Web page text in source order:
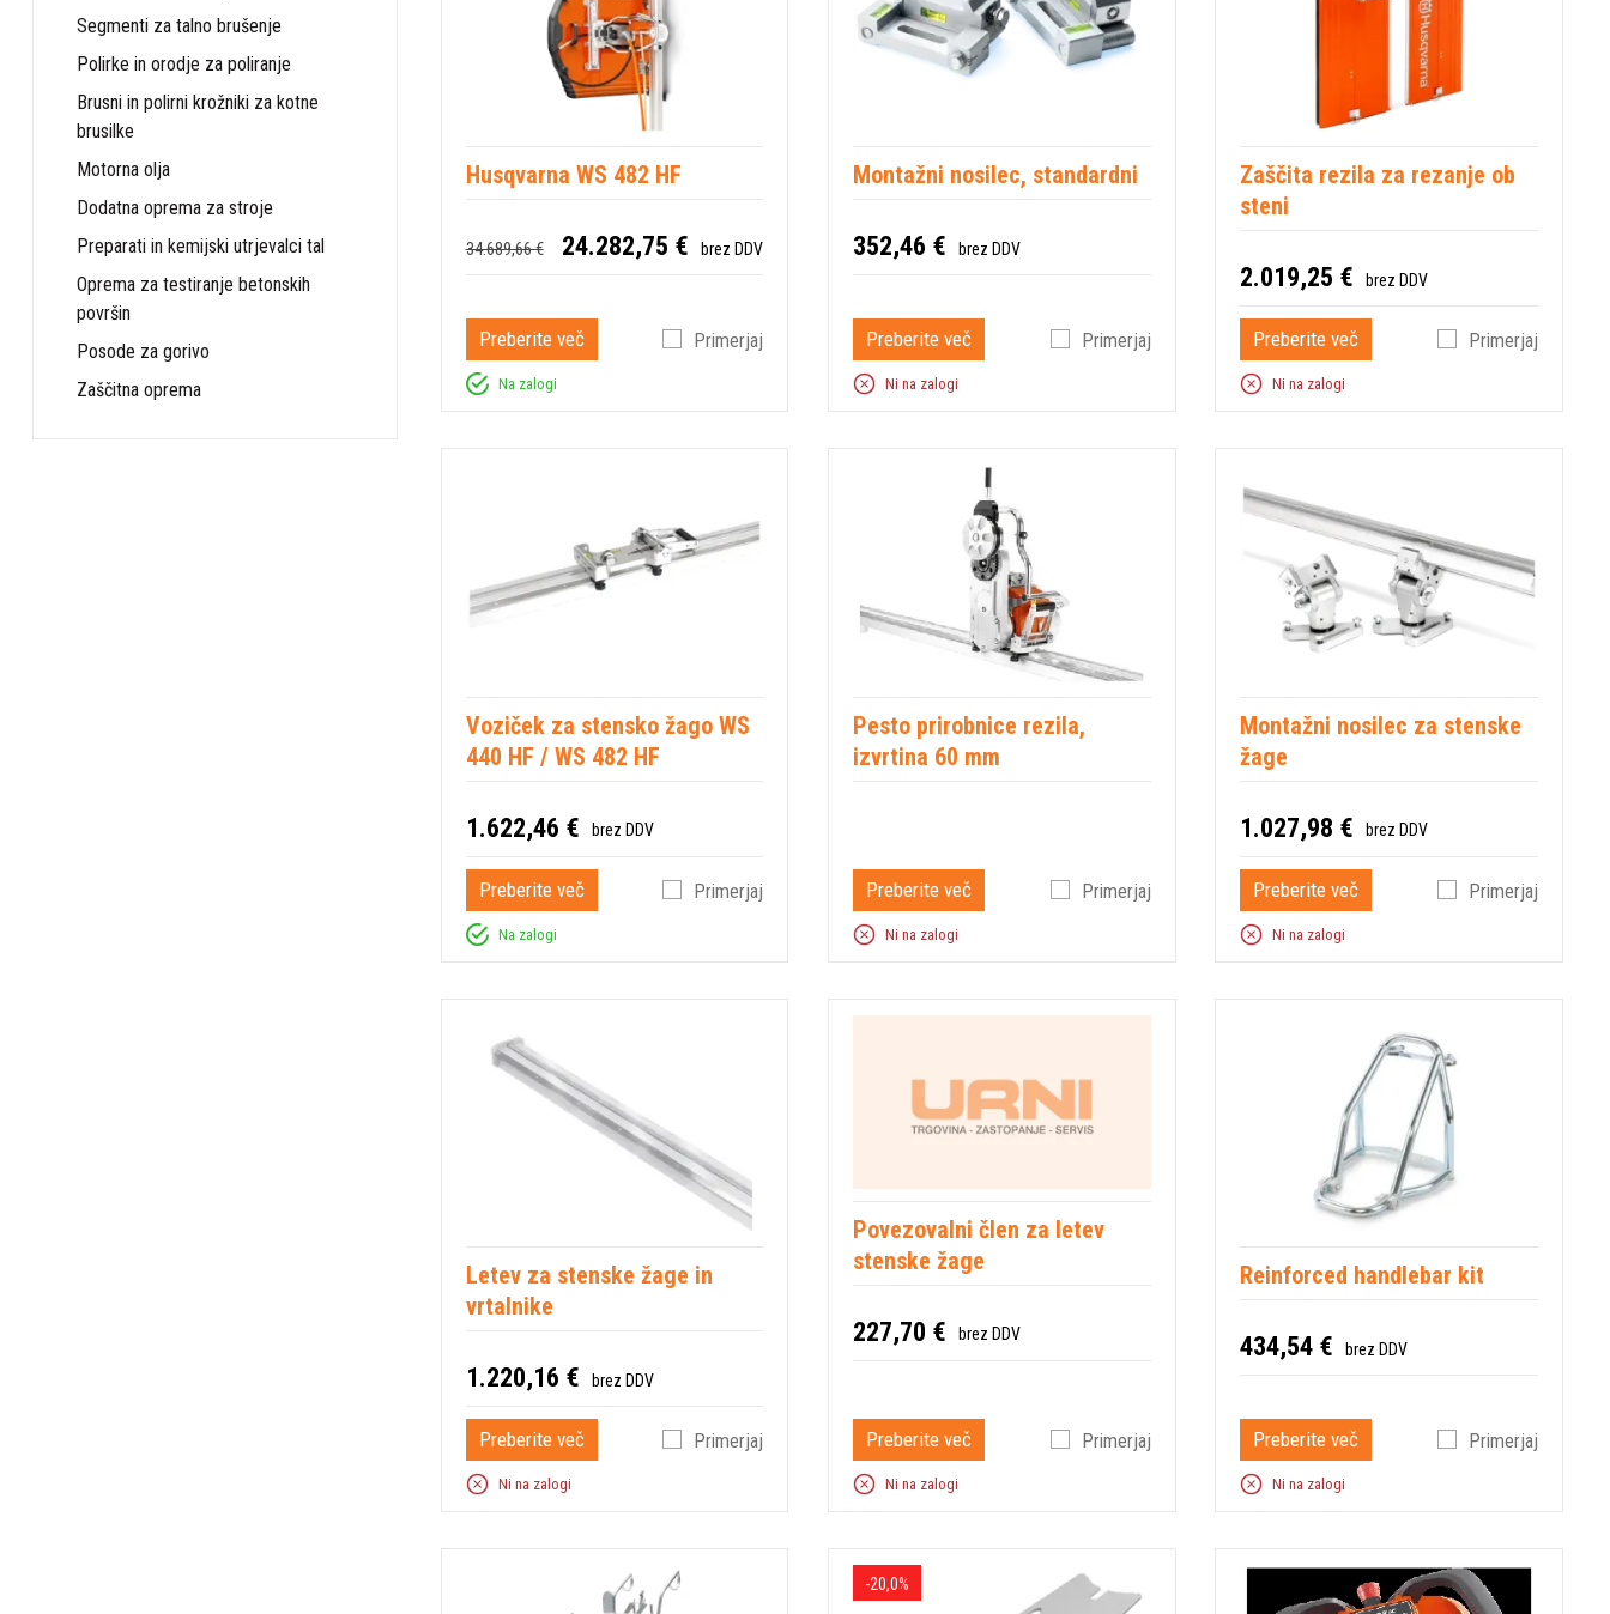
Segmenti za talno brušenje
Polirke in orodje za poliranje
Brusni in polirni krožniki za kotne
brusilke
Motorna olja
Dodatna oprema za stroje
Preparati in kemijski utrjevalci tal
Oprema za testiranje betonskih
površin
Posode za gorivo
Zaščitna oprema
Husqvarna WS 482 HF
34.689,66 € 24.282,75 € brez DDV
Preberite več Primerjaj
Na zalogi
Montažni nosilec, standardni
352,46 € brez DDV
Preberite več Primerjaj
Ni na zalogi
Zaščita rezila za rezanje ob
steni
2.019,25 € brez DDV
Preberite več Primerjaj
Ni na zalogi
Voziček za stensko žago WS
440 HF / WS 482 HF
1.622,46 € brez DDV
Preberite več Primerjaj
Na zalogi
Pesto prirobnice rezila,
izvrtina 60 mm
Preberite več Primerjaj
Ni na zalogi
Montažni nosilec za stenske
žage
1.027,98 € brez DDV
Preberite več Primerjaj
Ni na zalogi
Letev za stenske žage in
vrtalnike
1.220,16 € brez DDV
Preberite več Primerjaj
Ni na zalogi
Povezovalni člen za letev
stenske žage
227,70 € brez DDV
Preberite več Primerjaj
Ni na zalogi
Reinforced handlebar kit
434,54 € brez DDV
Preberite več Primerjaj
Ni na zalogi
-20,0%